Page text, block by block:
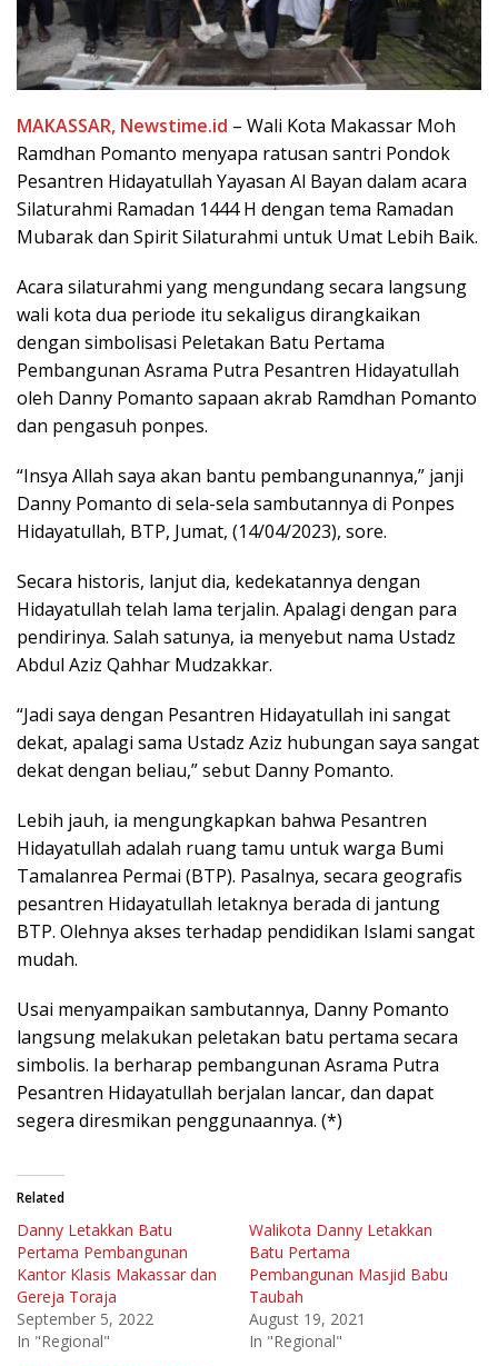
MAKASSAR, Newstime.id – Wali Kota Makassar Moh
Ramdhan Pomanto menyapa ratusan santri Pondok
Pesantren Hidayatullah Yayasan Al Bayan dalam acara
Silaturahmi Ramadan 1444 H dengan tema Ramadan
Mubarak dan Spirit Silaturahmi untuk Umat Lebih Baik.
Acara silaturahmi yang mengundang secara langsung
wali kota dua periode itu sekaligus dirangkaikan
dengan simbolisasi Peletakan Batu Pertama
Pembangunan Asrama Putra Pesantren Hidayatullah
oleh Danny Pomanto sapaan akrab Ramdhan Pomanto
dan pengasuh ponpes.
“Insya Allah saya akan bantu pembangunannya,” janji
Danny Pomanto di sela-sela sambutannya di Ponpes
Hidayatullah, BTP, Jumat, (14/04/2023), sore.
Secara historis, lanjut dia, kedekatannya dengan
Hidayatullah telah lama terjalin. Apalagi dengan para
pendirinya. Salah satunya, ia menyebut nama Ustadz
Abdul Aziz Qahhar Mudzakkar.
“Jadi saya dengan Pesantren Hidayatullah ini sangat
dekat, apalagi sama Ustadz Aziz hubungan saya sangat
dekat dengan beliau,” sebut Danny Pomanto.
Lebih jauh, ia mengungkapkan bahwa Pesantren
Hidayatullah adalah ruang tamu untuk warga Bumi
Tamalanrea Permai (BTP). Pasalnya, secara geografis
pesantren Hidayatullah letaknya berada di jantung
BTP. Olehnya akses terhadap pendidikan Islami sangat
mudah.
Usai menyampaikan sambutannya, Danny Pomanto
langsung melakukan peletakan batu pertama secara
simbolis. Ia berharap pembangunan Asrama Putra
Pesantren Hidayatullah berjalan lancar, dan dapat
segera diresmikan penggunaannya. (*)
Related
Danny Letakkan Batu
Pertama Pembangunan
Kantor Klasis Makassar dan
Gereja Toraja
September 5, 2022
In "Regional"
Walikota Danny Letakkan
Batu Pertama
Pembangunan Masjid Babu
Taubah
August 19, 2021
In "Regional"